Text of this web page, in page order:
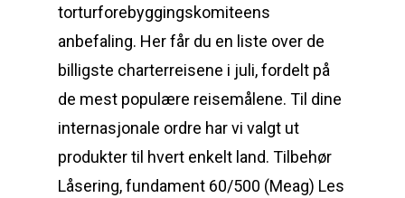
torturforebyggingskomiteens
anbefaling. Her får du en liste over de
billigste charterreisene i juli, fordelt på
de mest populære reisemålene. Til dine
internasjonale ordre har vi valgt ut
produkter til hvert enkelt land. Tilbehør
Låsering, fundament 60/500 (Meag) Les